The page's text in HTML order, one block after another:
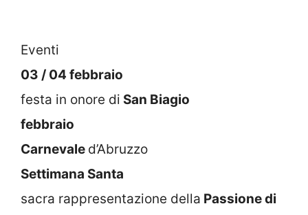
Eventi
03 / 04 febbraio
festa in onore di San Biagio
febbraio
Carnevale d’Abruzzo
Settimana Santa
sacra rappresentazione della Passione di